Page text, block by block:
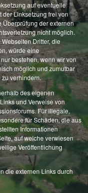
auf eventuelle
der Linksetzung frei von
der externen
nicht möglich.
Dritter, die
würde eine
bestehen, wenn wir von
möglich und zumutbar
verhindern.
des eigenen
und Verweise von
Für illegale,
für Schäden, die aus
Informationen
auf welche verwiesen
Veröffentlichung
die externen Links durch